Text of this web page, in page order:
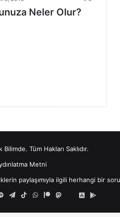
Neler Olur?
Tüm Hakları Saklıdır.
Metni
paylaşımıyla ilgili herhangi bir
SpotifyTelegram
TikTokWhatsApp
PatreonMastodon
Bluesky
iOS